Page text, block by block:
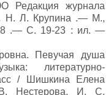
Редакция журнала
Н. Л. Крупина .— М.,
.— С. 19-23 : ил. —
Певучая душа
литературно-
/ Шишкина Елена
Нестерова, И. С.